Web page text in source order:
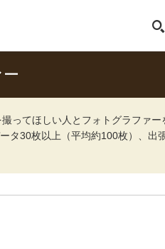
ってほしい人とフォトグラファー
タ30枚以上（平均約100枚）、出